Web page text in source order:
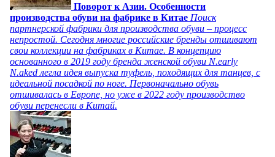
Поворот к Азии. Особенности
производства обуви на фабрике в Китае Поиск
партнерской фабрики для производства обуви – процесс
непростой. Сегодня многие российские бренды отшивают
свои коллекции на фабриках в Китае. В концепцию
основанного в 2019 году бренда женской обуви N.early
N.aked легла идея выпуска туфель, походящих для танцев, с
идеальной посадкой по ноге. Первоначально обувь
отшивалась в Европе, но уже в 2022 году производство
обуви перенесли в Китай.